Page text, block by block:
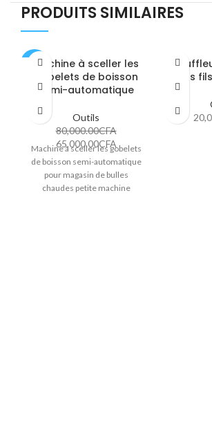
PRODUITS SIMILAIRES
Machine à sceller les
gobelets de boisson
semi-automatique
Outils
80,000.00CFA
65,000.00CFA
Machine à sceller les gobelets
de boisson semi-automatique
pour magasin de bulles
chaudes petite machine
sans